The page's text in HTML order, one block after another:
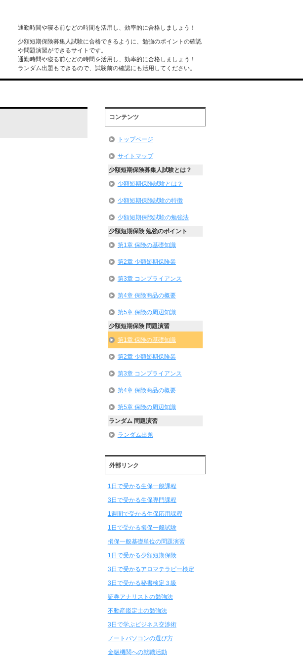
通勤時間や寝る前などの時間を活用し、効率的に合格しましょう！
少額短期保険募集人試験に合格できるように、勉強のポイントの確認
や問題演習ができるサイトです。
通勤時間や寝る前などの時間を活用し、効率的に合格しましょう！
ランダム出題もできるので、試験前の確認にも活用してください。
コンテンツ
トップページ
サイトマップ
少額短期保険募集人試験とは？
少額短期保険試験とは？
少額短期保険試験の特徴
少額短期保険試験の勉強法
少額短期保険 勉強のポイント
第1章 保険の基礎知識
第2章 少額短期保険業
第3章 コンプライアンス
第4章 保険商品の概要
第5章 保険の周辺知識
少額短期保険 問題演習
第1章 保険の基礎知識
第2章 少額短期保険業
第3章 コンプライアンス
第4章 保険商品の概要
第5章 保険の周辺知識
ランダム 問題演習
ランダム出題
外部リンク
1日で受かる生保一般課程
3日で受かる生保専門課程
1週間で受かる生保応用課程
1日で受かる損保一般試験
損保一般基礎単位の問題演習
1日で受かる少額短期保険
3日で受かるアロマテラピー検定
3日で受かる秘書検定３級
証券アナリストの勉強法
不動産鑑定士の勉強法
3日で学ぶビジネス交渉術
ノートパソコンの選び方
金融機関への就職活動